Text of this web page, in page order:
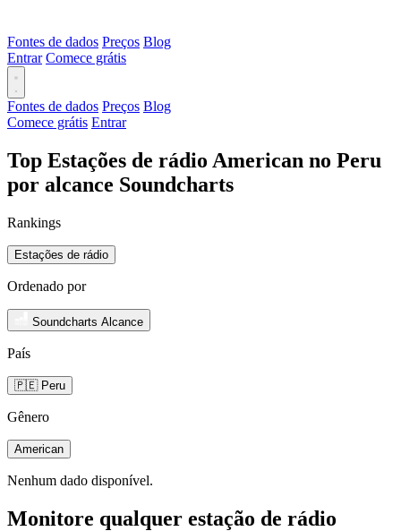
Fontes de dados Preços Blog
Entrar Comece grátis
Fontes de dados Preços Blog
Comece grátis Entrar
Top Estações de rádio American no Peru
por alcance Soundcharts
Rankings
Estações de rádio
Ordenado por
Soundcharts Alcance
País
🇵🇪 Peru
Gênero
American
Nenhum dado disponível.
Monitore qualquer estação de rádio